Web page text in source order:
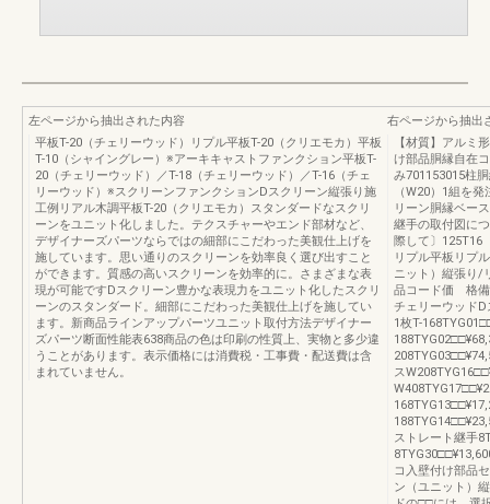
左ページから抽出された内容
平板T-20（チェリーウッド）リプル平板T-20（クリエモカ）平板
T-10（シャイングレー）※アーキキャストファンクション平板T-
20（チェリーウッド）／T-18（チェリーウッド）／T-16（チェ
リーウッド）※スクリーンファンクションDスクリーン縦張り施
工例リアル木調平板T-20（クリエモカ）スタンダードなスクリ
ーンをユニット化しました。テクスチャーやエンド部材など、
デザイナーズパーツならではの細部にこだわった美観仕上げを
施しています。思い通りのスクリーンを効率良く選び出すこと
ができます。質感の高いスクリーンを効率的に。さまざまな表
現が可能ですDスクリーン豊かな表現力をユニット化したスクリ
ーンのスタンダード。細部にこだわった美観仕上げを施してい
ます。新商品ラインアップパーツユニット取付方法デザイナー
ズパーツ断面性能表638商品の色は印刷の性質上、実物と多少違
うことがあります。表示価格には消費税・工事費・配送費は含
まれていません。
右ページから抽出
【材質】アルミ
け部品胴縁自在
み701153015柱
（W20）1組を
リーン胴縁ベー
継手の取付図に
際して〕125T16
リプル平板リプ
ニット）縦張り
品コード価 格
チェリーウッド
1枚T-
ス
ストレート継手
コ入壁付け部品
ン（ユニット）